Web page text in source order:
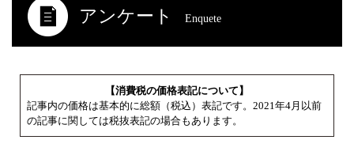
アンケート Enquete
【消費税の価格表記について】
記事内の価格は基本的に総額（税込）表記です。2021年4月以前
の記事に関しては税抜表記の場合もあります。